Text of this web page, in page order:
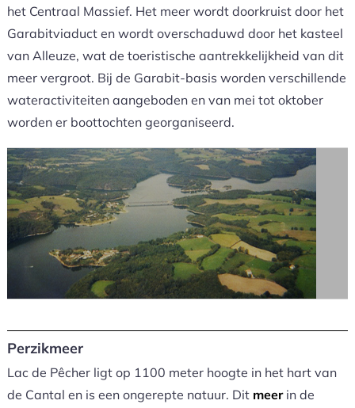
het Centraal Massief. Het meer wordt doorkruist door het
Garabitviaduct en wordt overschaduwd door het kasteel
van Alleuze, wat de toeristische aantrekkelijkheid van dit
meer vergroot. Bij de Garabit-basis worden verschillende
wateractiviteiten aangeboden en van mei tot oktober
worden er boottochten georganiseerd.
Perzikmeer
Lac de Pêcher ligt op 1100 meter hoogte in het hart van
de Cantal en is een ongerepte natuur. Dit meerin de